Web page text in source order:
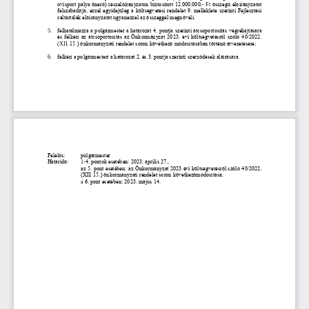
ovisport pálya önerő) részelőirányzaton biztosított 12.000.000, - Ft összegű előirányzatot
felszabadítja, ezzel egyidejűleg a költségvetési rendelet 9. melléklete szerinti Fejlesztési
céltartalék előirányzatát ugyanezzel az összeggel megnöveli.
5. felhatalmazza a polgármester a határozat 4. pontja szerinti átcsoportosítás végrehajtására
és felkéri az átcsoportosítás az Önkormányzat 2023. évi költségvetésről szóló 40/2022.
(XII. 15.) önkormányzati rendelet soron következő módosításában történő átvezetésére;
6. felkéri a polgármestert a határozat 2. és 3. pontja szerinti szerződések aláírására.
Felelős:
polgármester
Határidő:
1-4. pontok esetében: 2023. április 27.,
az 5. pont esetében: az Önkormányzat 2023.évi költségvetésről szóló 40/2022.
(XII. 15.) önkormányzati rendelet soron következőmódosítása;
a 6. pont esetében: 2023. május 14.